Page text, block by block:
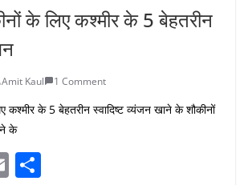
के लिए कश्मीर के 5 बेहतरीन
Amit Kaul 1 Comment
कश्मीर के 5 बेहतरीन स्वादिष्ट व्यंजन खाने के शौकीनों
के
E